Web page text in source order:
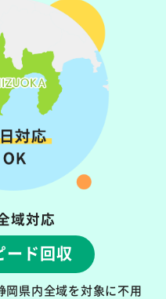
域対応
ード回収
岡県内全域を対象に不用